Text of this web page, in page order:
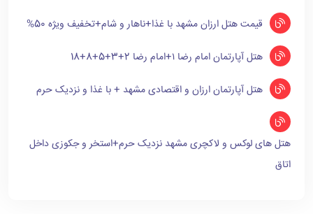
قیمت هتل ارزان مشهد با غذا+ناهار و شام+تخفیف ویژه 50%
هتل آپارتمان امام رضا ۱+امام رضا 2+3+5+8+18
هتل آپارتمان ارزان و اقتصادی مشهد + با غذا و نزدیک حرم
هتل های لوکس و لاکچری مشهد نزدیک حرم+استخر و جکوزی داخل
اتاق